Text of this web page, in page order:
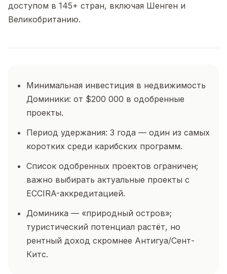
доступом в 145+ стран, включая Шенген и
Великобританию.
Минимальная инвестиция в недвижимость
Доминики: от $200 000 в одобренные
проекты.
Период удержания: 3 года — один из самых
коротких среди карибских программ.
Список одобренных проектов ограничен;
важно выбирать актуальные проекты с
ECCIRA-аккредитацией.
Доминика — «природный остров»;
туристический потенциал растёт, но
рентный доход скромнее Антигуа/Сент-
Китс.